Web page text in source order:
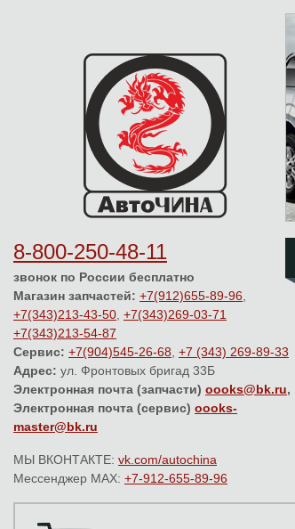
8-800-250-48-11
звонок по России бесплатно
Магазин запчастей: +7(912)655-89-96
+7(343)213-43-50 +7(343)269-03-71
+7(343)213-54-87
Сервис: +7(904)545-26-68 +7 (343) 269-89-33
Адрес: ул. Фронтовых бригад 33Б
Электронная почта (запчасти) oooks@bk.ru,
Электронная почта (сервис) oooks-
master@bk.ru
МЫ ВКОНТАКТЕ: vk.com/autochina
Мессенджер MAX: +7-912-655-89-96